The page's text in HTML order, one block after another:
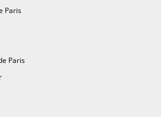
Paris
Paris